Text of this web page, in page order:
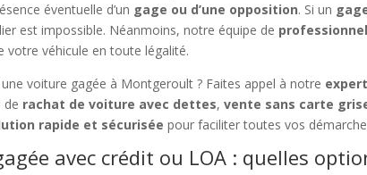
éventuelle d’un gage ou d’une opposition. Si un
est impossible. Néanmoins, notre équipe de
votre véhicule en toute légalité.
voiture gagée à Montgeroult ? Faites appel à notre
de rachat de voiture avec dettes,vente sans carte
rapide et sécurisée pour faciliter toutes vos
avec crédit ou LOA : quelles